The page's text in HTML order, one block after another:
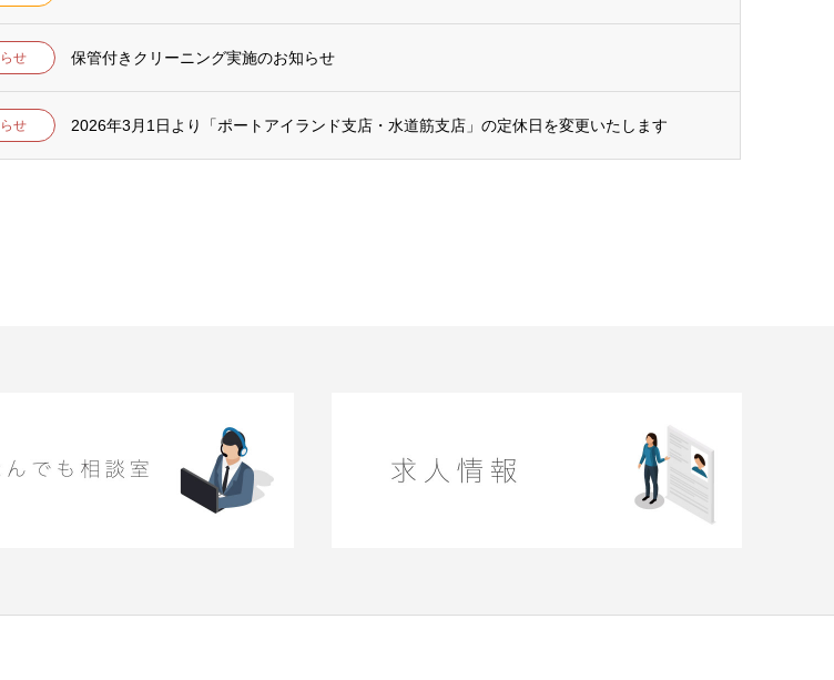
せ 保管付きクリーニング実施のお知らせ
せ 2026年3月1日より「ポートアイランド支店・水道筋支店」の定休日を変更いたします